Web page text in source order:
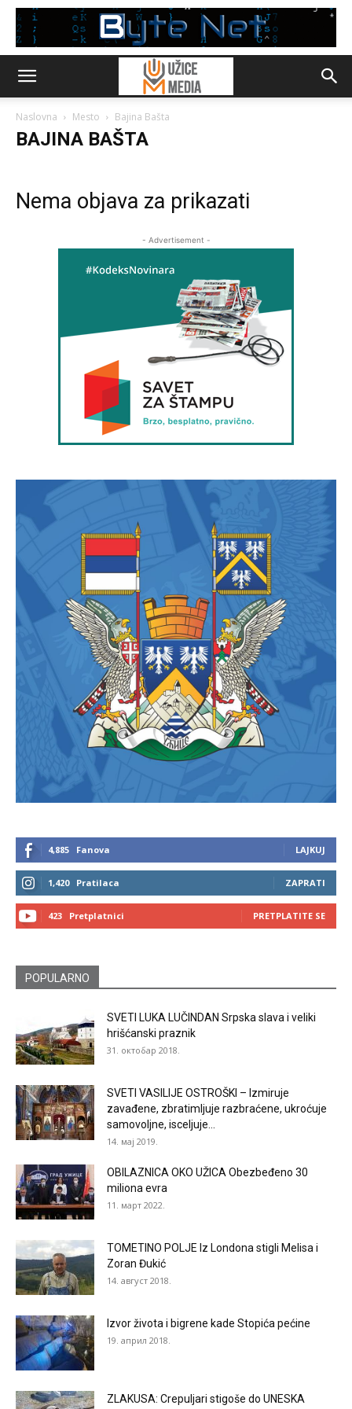
Naslovna Mesto Bajina Bašta
BAJINA BAŠTA
Nema objava za prikazati
- Advertisement -
4,885 Fanova LAJKUJ
1,420 Pratilaca ZAPRATI
423 Pretplatnici PRETPLATITE SE
POPULARNO
SVETI LUKA LUČINDAN Srpska slava i veliki
hrišćanski praznik
31. октобар 2018.
SVETI VASILIJE OSTROŠKI – Izmiruje
zavađene, zbratimljuje razbraćene, ukroćuje
samovoljne, isceljuje...
14. мај 2019.
OBILAZNICA OKO UŽICA Obezbeđeno 30
miliona evra
11. март 2022.
TOMETINO POLJE Iz Londona stigli Melisa i
Zoran Đukić
14. август 2018.
Izvor života i bigrene kade Stopića pećine
19. април 2018.
ZLAKUSA: Crepuljari stigoše do UNESKA